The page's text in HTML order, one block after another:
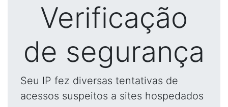
Verificação
de segurança
Seu IP fez diversas tentativas de
acessos suspeitos a sites hospedados